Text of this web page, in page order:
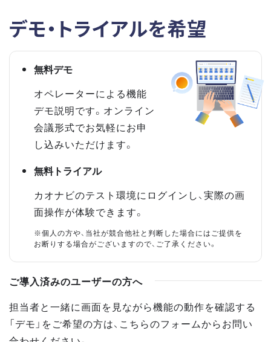
デモ・トライアルを希望
無料デモ
オペレーターによる機能
デモ説明です。オンライン
会議形式でお気軽にお申
し込みいただけます。
無料トライアル
カオナビのテスト環境にログインし、実際の画
面操作が体験できます。
※個人の方や、当社が競合他社と判断した場合にはご提供を
お断りする場合がございますので、ご了承ください。
ご導入済みのユーザーの方へ
担当者と一緒に画面を見ながら機能の動作を確認する
「デモ」をご希望の方は、こちらのフォームからお問い